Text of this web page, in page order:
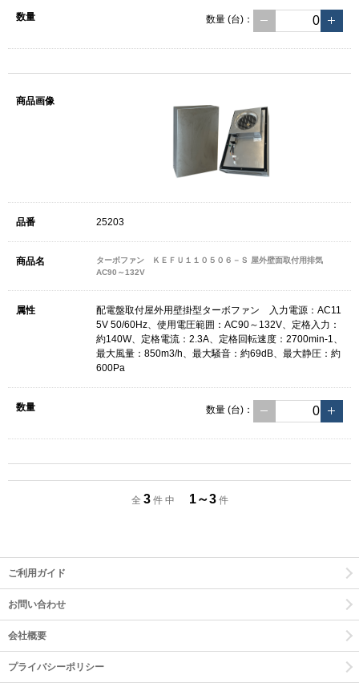
数量 (台) ：
25203
ターボファン ＫＥＦＵ１１０５０６－Ｓ 屋外壁面取付用排気
AC90～132V
配電盤取付屋外用壁掛型ターボファン 入力電源：AC11
5V 50/60Hz、使用電圧範囲：AC90～132V、定格入力：
約140W、定格電流：2.3A、定格回転速度：2700min-1、
最大風量：850m3/h、最大騒音：約69dB、最大静圧：約
600Pa
数量 (台) ：
全 3 件 中 1～3 件
ご利用ガイド
お問い合わせ
会社概要
プライバシーポリシー